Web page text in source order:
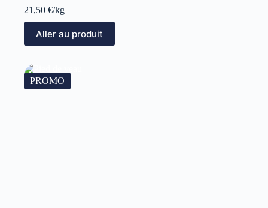
21,50 €/kg
Aller au produit
PROMO